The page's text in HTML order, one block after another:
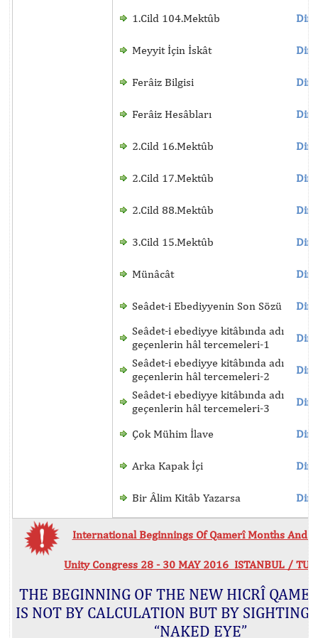
1.Cild 104.Mektûb
Meyyit İçin İskât
Ferâiz Bilgisi
Ferâiz Hesâbları
2.Cild 16.Mektûb
2.Cild 17.Mektûb
2.Cild 88.Mektûb
3.Cild 15.Mektûb
Münâcât
Seâdet-i Ebediyyenin Son Sözü
Seâdet-i ebediyye kitâbında adı
geçenlerin hâl tercemeleri-1
Seâdet-i ebediyye kitâbında adı
geçenlerin hâl tercemeleri-2
Seâdet-i ebediyye kitâbında adı
geçenlerin hâl tercemeleri-3
Çok Mühim İlave
Arka Kapak İçi
Bir Âlim Kitâb Yazarsa
International Beginnings Of Qamerî Months And
Unity Congress 28 - 30 MAY 2016 ISTANBUL /
THE BEGINNING OF THE NEW HICRÎ
IS NOT BY CALCULATION BUT BY
“NAKED EYE”